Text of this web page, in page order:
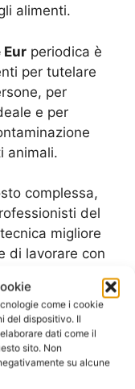
come i cookie
del dispositivo. Il
dati come il
sito. Non
su alcune
alimenti.
periodica è
per tutelare
per
e per
animali.
complessa,
del
migliore
di lavorare con
produttivi e